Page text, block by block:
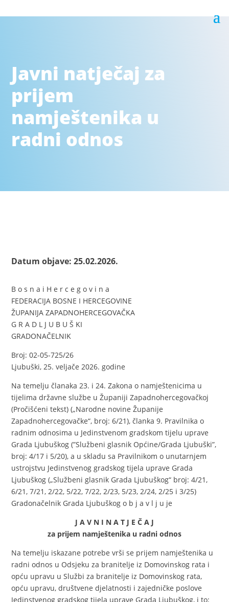
Javni natječaj za
prijem
namještenika u
radni odnos
Datum objave: 25.02.2026.
B o s n a i H e r c e g o v i n a
FEDERACIJA BOSNE I HERCEGOVINE
ŽUPANIJA ZAPADNOHERCEGOVAČKA
G R A D L J U B U Š KI
GRADONAČELNIK
Broj: 02-05-725/26
Ljubuški, 25. veljače 2026. godine
Na temelju članaka 23. i 24. Zakona o namještenicima u
tijelima državne službe u Županiji Zapadnohercegovačkoj
(Pročišćeni tekst) („Narodne novine Županije
Zapadnohercegovačke“, broj: 6/21), članka 9. Pravilnika o
radnim odnosima u Jedinstvenom gradskom tijelu uprave
Grada Ljubuškog (”Službeni glasnik Općine/Grada Ljubuški”,
broj: 4/17 i 5/20), a u skladu sa Pravilnikom o unutarnjem
ustrojstvu Jedinstvenog gradskog tijela uprave Grada
Ljubuškog („Službeni glasnik Grada Ljubuškog“ broj: 4/21,
6/21, 7/21, 2/22, 5/22, 7/22, 2/23, 5/23, 2/24, 2/25 i 3/25)
Gradonačelnik Grada Ljubuškog o b j a v l j u je
J A V N I N A T J E Č A J
za prijem namještenika u radni odnos
Na temelju iskazane potrebe vrši se prijem namještenika u
radni odnos u Odsjeku za branitelje iz Domovinskog rata i
opću upravu u Službi za branitelje iz Domovinskog rata,
opću upravu, društvene djelatnosti i zajedničke poslove
Jedinstvenog gradskog tijela uprave Grada Ljubuškog, i to: